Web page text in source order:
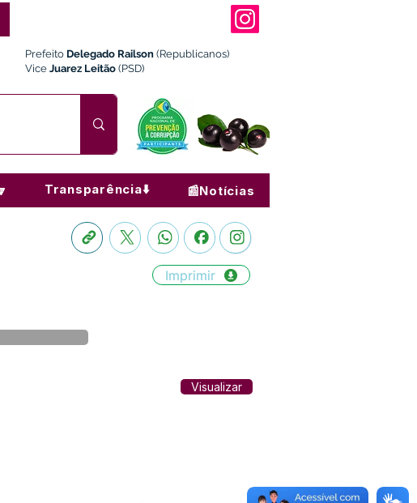
Prefeito Delegado Railson (Republicanos)
Vice Juarez Leitão (PSD)
Transparência⬇️ 📰Notícias
Imprimir
Visualizar